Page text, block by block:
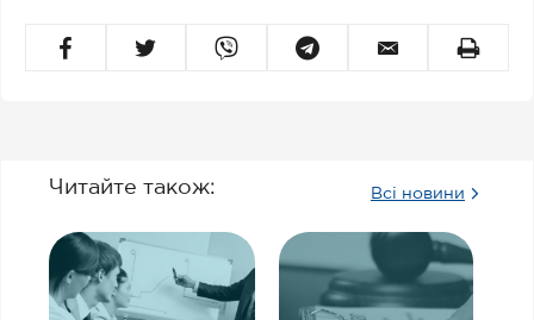
Читайте також: Всі новини